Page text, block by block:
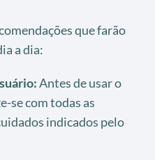
que farão
a dia:
Antes de usar o
se com todas as
indicados pelo